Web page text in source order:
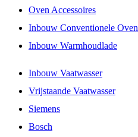
Oven Accessoires
Inbouw Conventionele Oven
Inbouw Warmhoudlade
Inbouw Vaatwasser
Vrijstaande Vaatwasser
Siemens
Bosch